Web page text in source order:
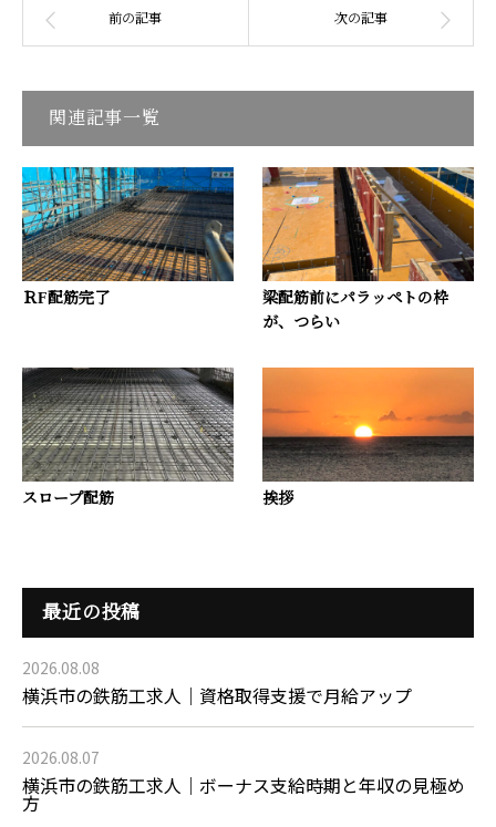
関連記事一覧
ＲF配筋完了
梁配筋前にパラッペトの枠
が、つらい
スロープ配筋 挨拶
最近の投稿
2026.08.08
横浜市の鉄筋工求人｜資格取得支援で月給アップ
2026.08.07
横浜市の鉄筋工求人｜ボーナス支給時期と年収の見極め
方